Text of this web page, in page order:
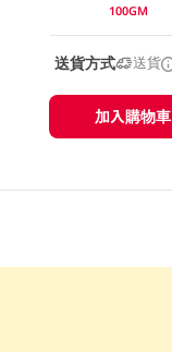
100GM
送貨方式 送貨
加入購物車